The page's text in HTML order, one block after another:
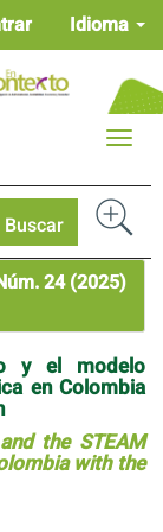
Idioma
Buscar
Toggle
24 (2025)
y el modelo
en Colombia
the STEAM
with the